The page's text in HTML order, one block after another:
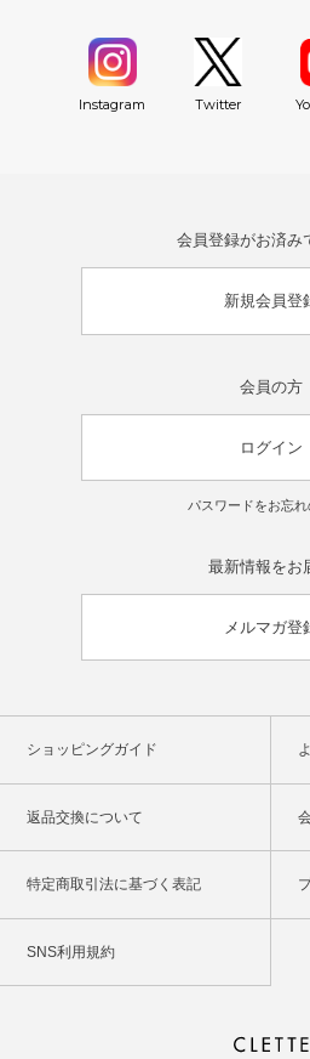
Instagram Twitter
会員登録がお済み
新規会員登
会員の方
ログイン
パスワードをお忘
最新情報をお
メルマガ登
ショッピングガイド
返品交換について
特定商取引法に基づく表記
SNS利用規約